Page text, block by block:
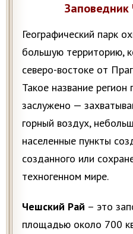
Географический парк
большую территорию,
северо-востоке от
Такое название
заслужено —
горный воздух,
населенные пункты
созданного или
техногенном мире.
Чешский Рай – это
площадью около 700